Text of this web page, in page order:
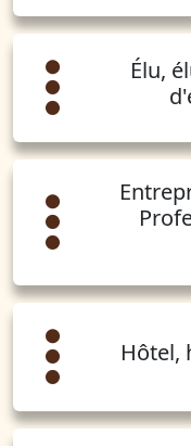
Élu,
Hôtel,